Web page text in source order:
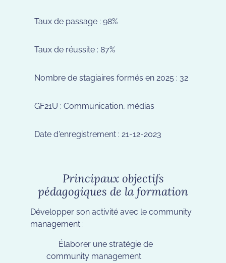
Taux de passage : 98%
Taux de réussite : 87%
Nombre de stagiaires formés en 2025 : 32
GF21U : Communication, médias
Date d'enregistrement : 21-12-2023
Principaux objectifs
pédagogiques de la formation
Développer son activité avec le community
management :
Élaborer une stratégie de
community management